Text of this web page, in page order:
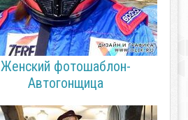
Женский фотошаблон-
Автогонщица